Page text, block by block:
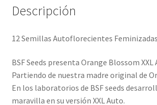
Descripción
12 Semillas Autoflorecientes
BSF Seeds presenta Orange Blossom XXL
Partiendo de nuestra madre original de
En los laboratorios de BSF seeds
maravilla en su versión XXL Auto.